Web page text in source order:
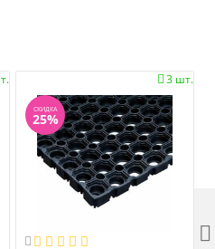
3 шт.

СКИДКА
25%
 